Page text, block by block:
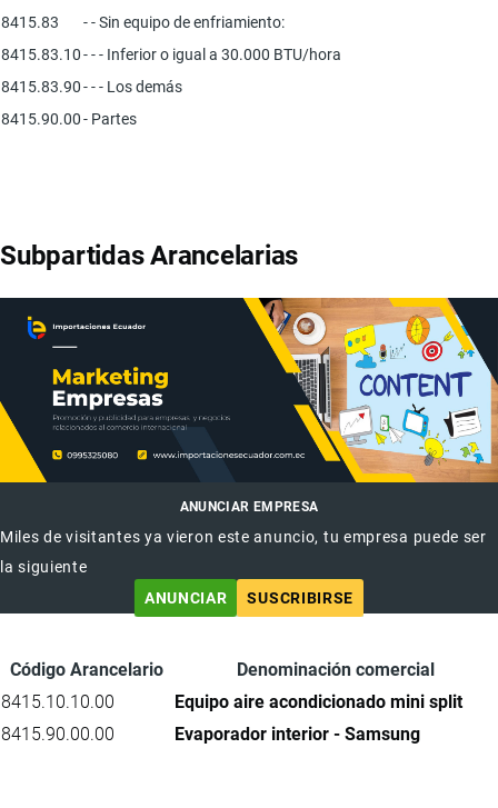
8415.83
- - Sin equipo de enfriamiento:
8415.83.10- - - Inferior o igual a 30.000 BTU/hora
8415.83.90- - - Los demás
8415.90.00- Partes
Subpartidas Arancelarias
ANUNCIAR EMPRESA
Miles de visitantes ya vieron este anuncio, tu empresa puede ser
la siguiente
ANUNCIAR
SUSCRIBIRSE
Código Arancelario
Denominación comercial
8415.10.10.00
Equipo aire acondicionado mini split
8415.90.00.00
Evaporador interior - Samsung